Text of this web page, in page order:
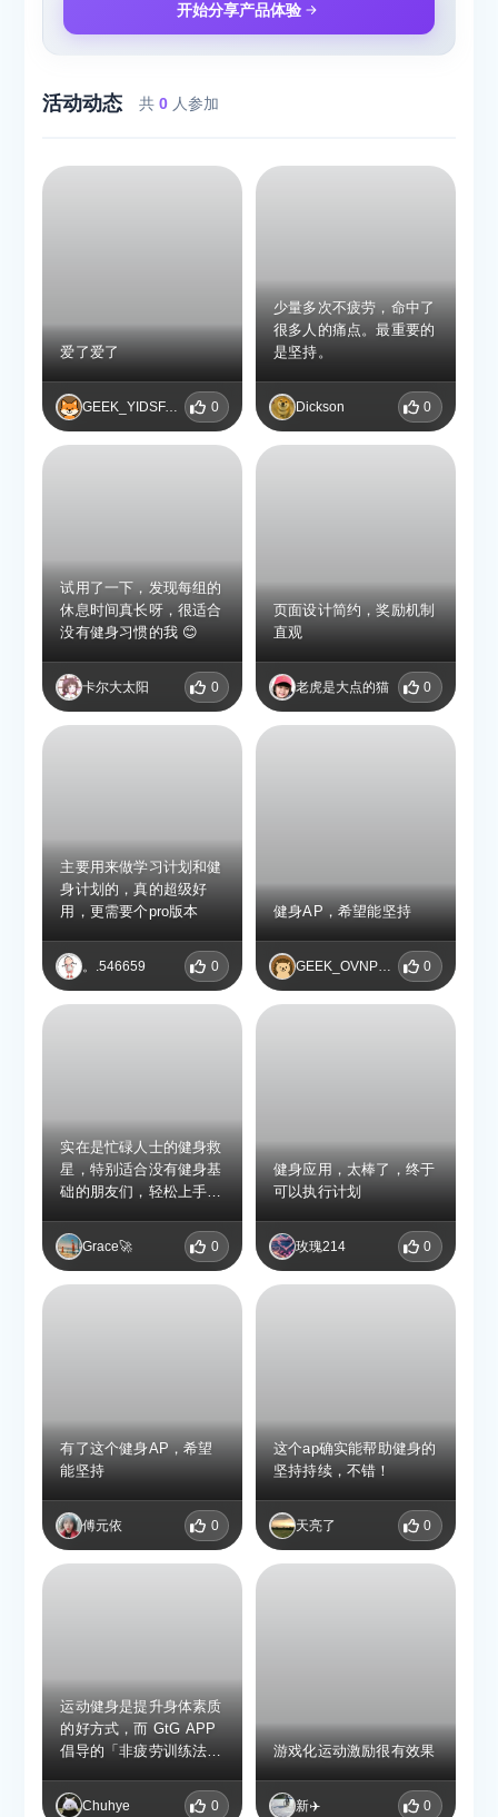
开始分享产品体验
活动动态 共0 人参加
爱了爱了
GEEK_YIDSFAPW 0
少量多次不疲劳，命中了
很多人的痛点。最重要的
是坚持。
Dickson 0
试用了一下，发现每组的
休息时间真长呀，很适合
没有健身习惯的我 😊
卡尔大太阳 0
页面设计简约，奖励机制
直观
老虎是大点的猫 0
主要用来做学习计划和健
身计划的，真的超级好
用，更需要个pro版本
。.546659 0
健身AP，希望能坚持
GEEK_OVNPZLVF 0
实在是忙碌人士的健身救
星，特别适合没有健身基
础的朋友们，轻松上手，
惫
Grace🚀 0
健身应用，太棒了，终于
可以执行计划
玫瑰214 0
有了这个健身AP，希望
能坚持
傅元依 0
这个ap确实能帮助健身的
坚持持续，不错！
天亮了 0
运动健身是提升身体素质
的好方式，而 GtG APP
倡导的「非疲劳训练法」
人群。APP 支持自定义
Chuhye 0
游戏化运动激励很有效果
新✈️ 0